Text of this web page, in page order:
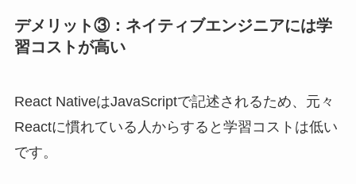
デメリット③：ネイティブエンジニアには学
習コストが高い
React NativeはJavaScriptで記述されるため、元々
Reactに慣れている人からすると学習コストは低い
です。